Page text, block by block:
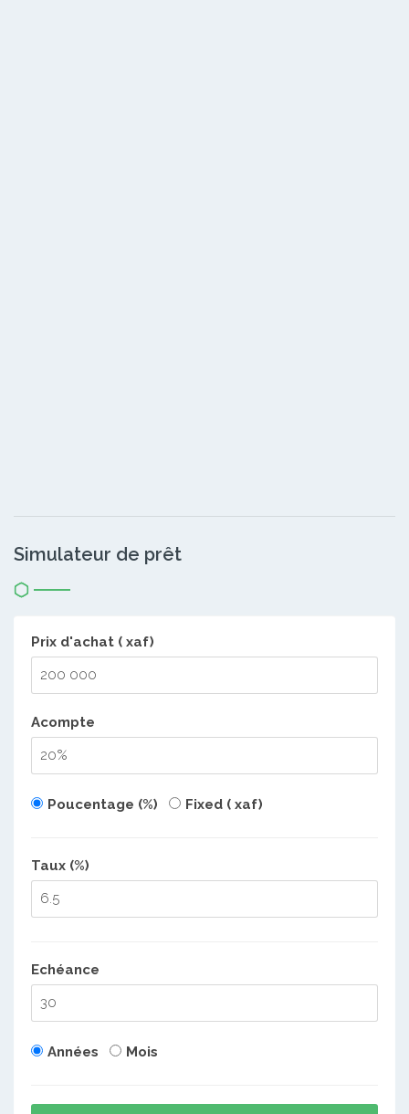
Simulateur de prêt
Prix d'achat ( xaf)
Acompte
Poucentage (%) Fixed ( xaf)
Taux (%)
Echéance
Années Mois